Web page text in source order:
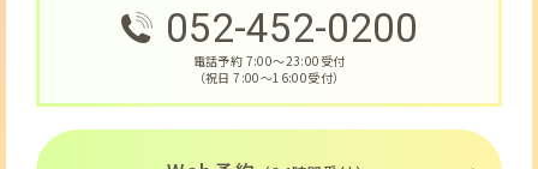
052-452-0200
電話予約 7:00〜23:00受付
（祝日 7:00〜16:00受付）